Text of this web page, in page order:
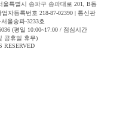
특별시 송파구 송파대로 201, B동
자등록번호 218-87-02390 | 통신판
울송파-3233호
(평일 10:00~17:00 / 점심시간
공휴일 휴무)
RESERVED